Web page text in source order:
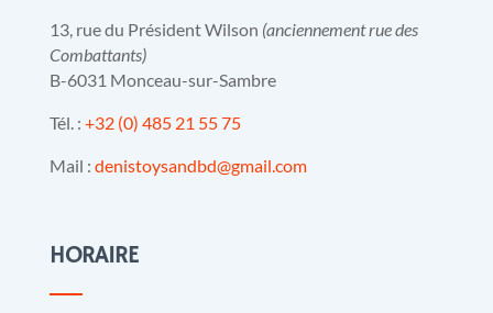
13, rue du Président Wilson (anciennement rue des
Combattants)
B-6031 Monceau-sur-Sambre
Tél. : +32 (0) 485 21 55 75
Mail : denistoysandbd@gmail.com
HORAIRE